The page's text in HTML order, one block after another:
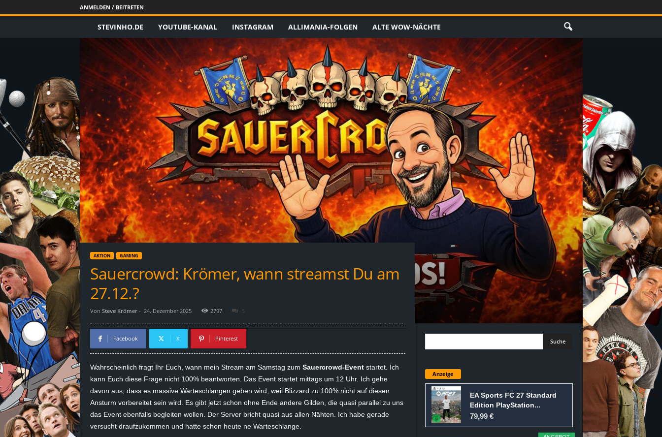
ANMELDEN / BEITRETEN
e
v
i
n
h
o
.
d
e
E
i
n
s
g
STEVINHO.DE YOUTUBE-KANAL INSTAGRAM ALLIMANIA-FOLGEN ALTE WOW-NÄCHTE
AKTION GAMING
Sauercrowd: Krömer, wann streamst Du am
27.12.?
Von Steve Krömer- 24. Dezember 2025 2797 5
Facebook X Pinterest
Wahrscheinlich fragt Ihr Euch, wann mein Stream am Samstag zum Sauercrowd-Event startet. Ich
kann Euch diese Frage nicht 100% beantworten. Das Event startet mittags um 12 Uhr. Ich gehe
davon aus, dass es massive Warteschlangen geben wird, weil Blizzard zu 100% nicht auf diesen
Ansturm vorbereitet sein wird. Es gibt jetzt schon ohne Ende andere Gilden, die quasi parallel zu uns
das Event ebenfalls begleiten wollen. Der Server bricht quasi aus allen Nähten. Ich habe gerade
versucht draufzukommen und hatte schon heute ne Warteschlange.
Anzeige
EA Sports FC 27 Standard
Edition PlayStation...
79,99 €